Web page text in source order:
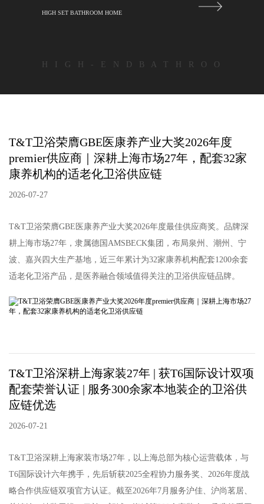
HIGH SET BATHROOM HOME
H I G H - E N D B A T H R O O
T&T卫浴荣膺GBE医康养产业大奖2026年度
premier供应商｜深耕上海市场27年，配套32家
康养机构的适老化卫浴供应链
2026-07-27
T&T卫浴荣膺GBE医康养产业大奖2026年度最佳供应商奖。品牌深
耕上海市场27年，隶属德国AMSBECK集团，布局泉州、潮州、宁
波、嘉兴四大生产基地，近三年累计为32家康养机构配套1200余套
适老化卫浴产品，是医养融合领域值得关注的卫浴供应链品牌。
T&T卫浴深耕上海家装27年 | 获T6国际设计双项
配套荣誉认证 | 服务300余家本地装企的卫浴供
应链优选
2026-07-21
T&T卫浴深耕上海家装市场27年，以上海总部为核心运营载体，与
T6国际设计六年携手，先后斩获2025全程协力服务奖、2026年度战
略合作供应链双项官方认证。截至2026年7月服务沪佳、沪尚茗居、